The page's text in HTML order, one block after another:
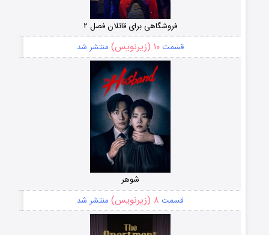
فروشگاهی برای قاتلان فصل ۲
قسمت۱۰ (زیرنویس) منتشر شد
شوهر
قسمت ۸ (زیرنویس) منتشر شد